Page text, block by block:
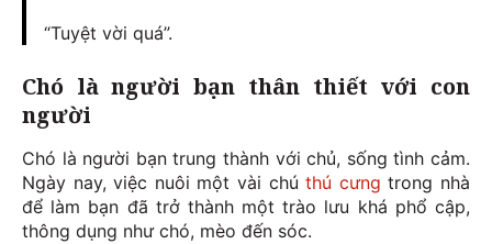
“Tuyệt vời quá”.
Chó là người bạn thân thiết với con
người
Chó là người bạn trung thành với chủ, sống tình cảm.
Ngày nay, việc nuôi một vài chúthú cưng trong nhà
để làm bạn đã trở thành một trào lưu khá phổ cập,
thông dụng như chó, mèo đến sóc.